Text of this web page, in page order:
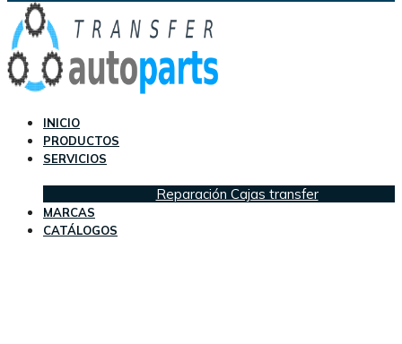
INICIO
PRODUCTOS
SERVICIOS
Reparación Cajas transfer
MARCAS
CATÁLOGOS